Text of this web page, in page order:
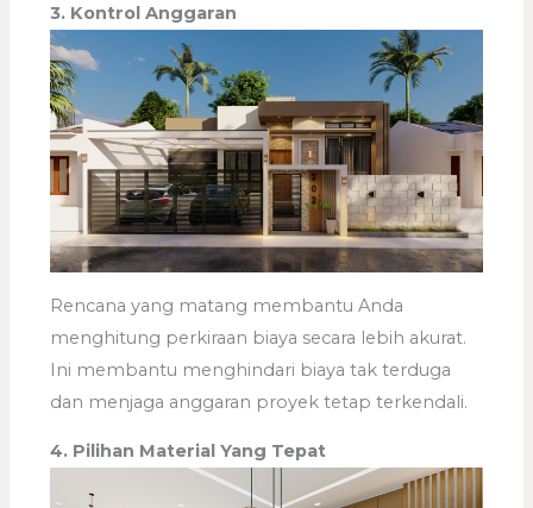
3. Kontrol Anggaran
Rencana yang matang membantu Anda
menghitung perkiraan biaya secara lebih akurat.
Ini membantu menghindari biaya tak terduga
dan menjaga anggaran proyek tetap terkendali.
4. Pilihan Material Yang Tepat